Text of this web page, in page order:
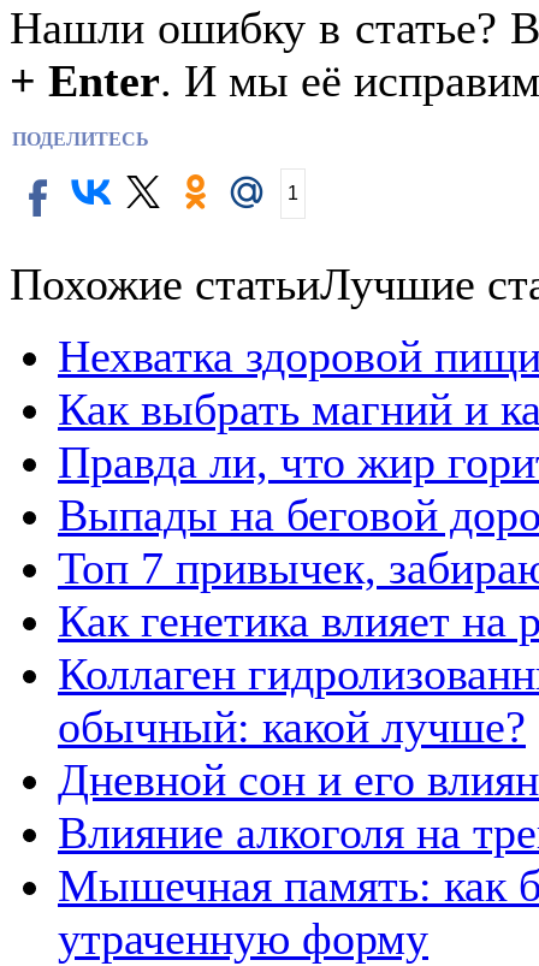
Нашли ошибку в статье?
+ Enter. И мы её
ПОДЕЛИТЕСЬ
1
Похожие статьиЛучшие
Нехватка здоровой
Как выбрать магний и
Правда ли, что жир
Выпады на беговой
Топ 7 привычек,
Как генетика влияет
Коллаген
обычный: какой лучше?
Дневной сон и его
Влияние алкоголя на
Мышечная память: как
утраченную форму